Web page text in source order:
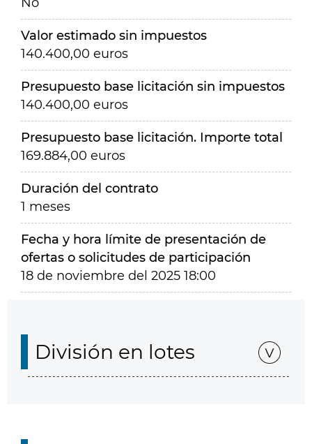
Valor estimado sin impuestos
140.400,00 euros
Presupuesto base licitación sin impuestos
140.400,00 euros
Presupuesto base licitación. Importe total
169.884,00 euros
Duración del contrato
1 meses
Fecha y hora límite de presentación de
ofertas o solicitudes de participación
18 de noviembre del 2025 18:00
División en lotes